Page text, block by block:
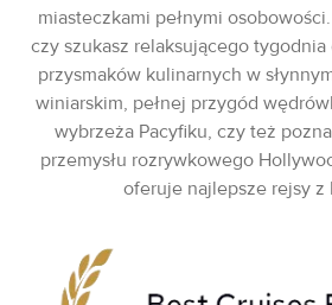
miasteczkami pełnymi
czy szukasz relaksującego
przysmaków kulinarnych w
winiarskim, pełnej przygód
wybrzeża Pacyfiku, czy też
przemysłu rozrywkowego
oferuje najlepsze rejsy z